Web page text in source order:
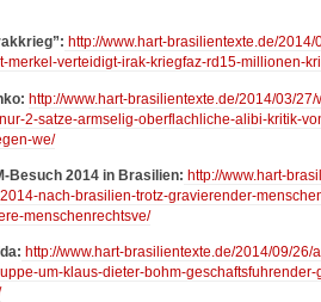
http://www.hart-brasilientexte.de/
merkel-verteidigt-irak-kriegfaz-rd15-millionen-
http://www.hart-brasilientexte.de/2014/03/
2-satze-armselig-oberflachliche-alibi-kritik-
we/
Besuch 2014 in Brasilien: http://www.hart-
nach-brasilien-trotz-gravierender-
menschenrechtsve/
http://www.hart-brasilientexte.de/2014/09/
um-klaus-dieter-bohm-